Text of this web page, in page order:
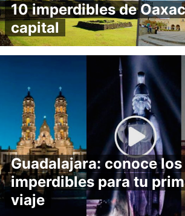
10 imperdibles de
capital
Guadalajara: conoce los
imperdibles para tu
viaje